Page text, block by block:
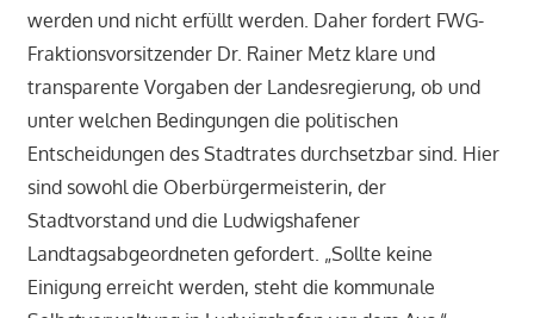
werden und nicht erfüllt werden. Daher fordert FWG-
Fraktionsvorsitzender Dr. Rainer Metz klare und
transparente Vorgaben der Landesregierung, ob und
unter welchen Bedingungen die politischen
Entscheidungen des Stadtrates durchsetzbar sind. Hier
sind sowohl die Oberbürgermeisterin, der
Stadtvorstand und die Ludwigshafener
Landtagsabgeordneten gefordert. „Sollte keine
Einigung erreicht werden, steht die kommunale